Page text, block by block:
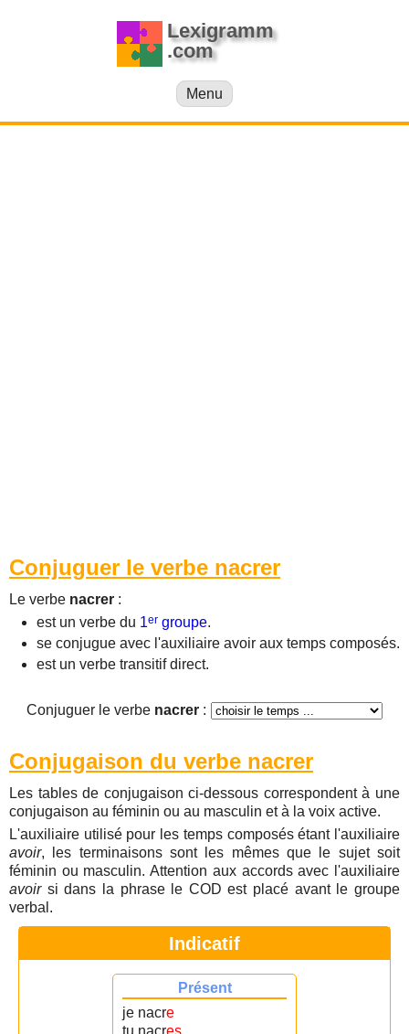
Lexigramm
.com
Menu
Conjuguer le verbe nacrer
Le verbe nacrer :
est un verbe du 1er groupe.
se conjugue avec l'auxiliaire avoir aux temps composés.
est un verbe transitif direct.
Conjuguer le verbe nacrer :
Conjugaison du verbe nacrer
Les tables de conjugaison ci-dessous correspondent à une
conjugaison au féminin ou au masculin et à la voix active.
L'auxiliaire utilisé pour les temps composés étant l'auxiliaire
avoir, les terminaisons sont les mêmes que le sujet soit
féminin ou masculin. Attention aux accords avec l'auxiliaire
avoirsi dans la phrase le COD est placé avant le groupe
verbal.
Indicatif
Présent
je nacre
tu nacres